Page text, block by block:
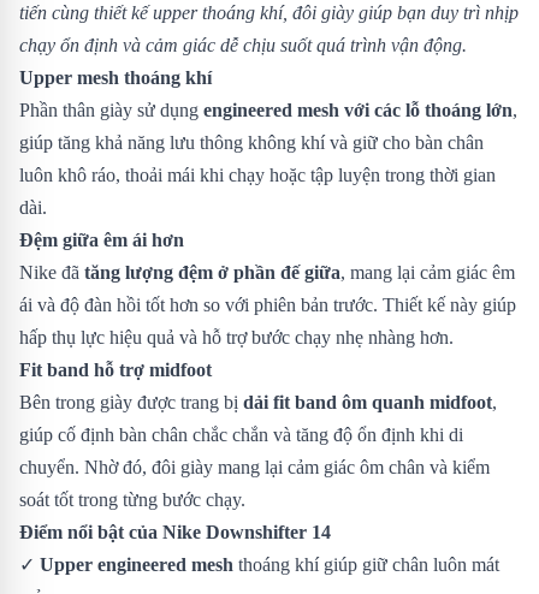
tiến cùng thiết kế upper thoáng khí, đôi giày giúp bạn duy trì nhịp
chạy ổn định và cảm giác dễ chịu suốt quá trình vận động.
Upper mesh thoáng khí
Phần thân giày sử dụng engineered mesh với các lỗ thoáng lớn,
giúp tăng khả năng lưu thông không khí và giữ cho bàn chân
luôn khô ráo, thoải mái khi chạy hoặc tập luyện trong thời gian
dài.
Đệm giữa êm ái hơn
Nike đã tăng lượng đệm ở phần đế giữa, mang lại cảm giác êm
ái và độ đàn hồi tốt hơn so với phiên bản trước. Thiết kế này giúp
hấp thụ lực hiệu quả và hỗ trợ bước chạy nhẹ nhàng hơn.
Fit band hỗ trợ midfoot
Bên trong giày được trang bị dải fit band ôm quanh midfoot,
giúp cố định bàn chân chắc chắn và tăng độ ổn định khi di
chuyển. Nhờ đó, đôi giày mang lại cảm giác ôm chân và kiểm
soát tốt trong từng bước chạy.
Điểm nổi bật của Nike Downshifter 14
✓ Upper engineered mesh thoáng khí giúp giữ chân luôn mát